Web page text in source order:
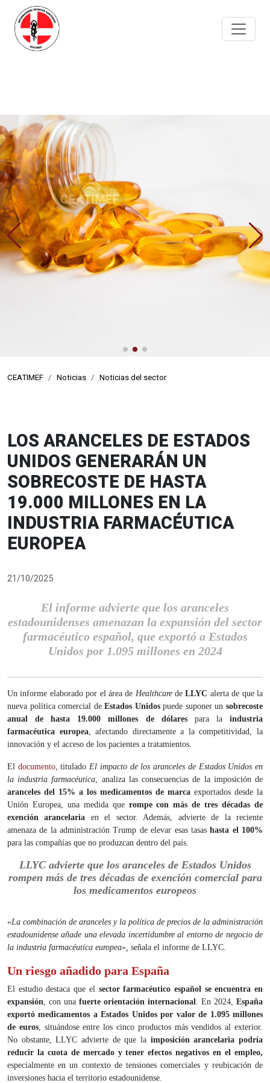
Portal de empleo
para profesionales
CEATIMEF
Confederación española de asociaciones
CEATIMEF Noticias Noticias del sector
LOS ARANCELES DE ESTADOS
UNIDOS GENERARÁN UN
SOBRECOSTE DE HASTA
19.000 MILLONES EN LA
INDUSTRIA FARMACÉUTICA
EUROPEA
21/10/2025
El informe advierte que los aranceles
estadounidenses amenazan la expansión del sector
farmacéutico español, que exportó a Estados
Unidos por 1.095 millones en 2024
Un informe elaborado por el área de HealthcaredeLLYC alerta de que la
nueva política comercial deEstados Unidospuede suponer unsobrecoste
anual de hasta 19.000 millones de dólarespara laindustria
farmacéutica europea, afectando directamente a la competitividad, la
innovación y el acceso de los pacientes a tratamientos.
El documento, tituladoEl impacto de los aranceles de Estados Unidos en
la industria farmacéutica, analiza las consecuencias de la imposición de
aranceles del 15% a los medicamentos de marca exportados desde la
Unión Europea, una medida que rompe con más de tres décadas de
exención arancelaria en el sector. Además, advierte de la reciente
amenaza de la administración Trump de elevar esas tasashasta el 100%
para las compañías que no produzcan dentro del país.
LLYC advierte que los aranceles de Estados Unidos
rompen más de tres décadas de exención comercial para
los medicamentos europeos
«La combinación de aranceles y la política de precios de la administración
estadounidense añade una elevada incertidumbre al entorno de negocio de
la industria farmacéutica europea», señala el informe de LLYC.
Un riesgo añadido para España
El estudio destaca que el sector farmacéutico español se encuentra en
expansión, con una fuerte orientación internacional. En 2024, España
exportó medicamentos a Estados Unidos por valor de 1.095 millones
de euros, situándose entre los cinco productos más vendidos al exterior.
No obstante, LLYC advierte de que la imposición arancelaria podría
reducir la cuota de mercado y tener efectos negativos en el empleo,
especialmente en un contexto de tensiones comerciales y reubicación de
inversiones hacia el territorio estadounidense.